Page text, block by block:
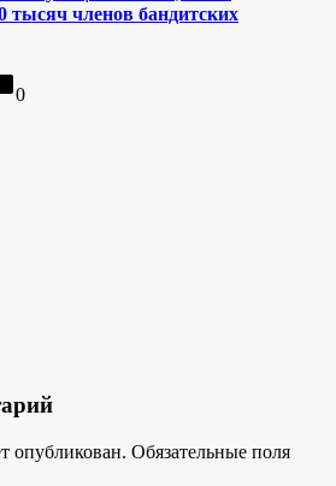
тысяч членов бандитских
0
опубликован. Обязательные поля